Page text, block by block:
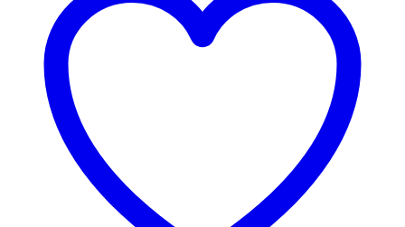
x1/2M
quantity